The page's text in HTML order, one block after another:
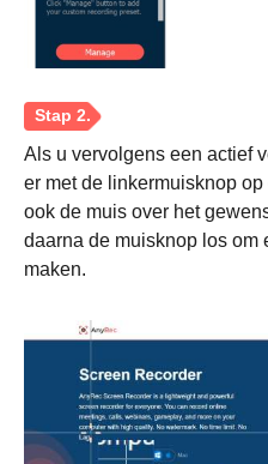
Als u vervolgens een actief
er met de linkermuisknop
ook de muis over het
daarna de muisknop los om
maken.